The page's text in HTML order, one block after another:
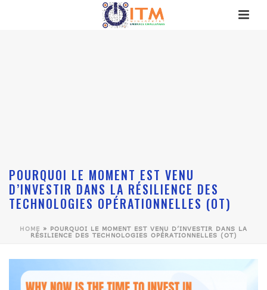
POURQUOI LE MOMENT EST VENU
D’INVESTIR DANS LA RÉSILIENCE DES
TECHNOLOGIES OPÉRATIONNELLES (OT)
HOME » POURQUOI LE MOMENT EST VENU D’INVESTIR DANS LA
RÉSILIENCE DES TECHNOLOGIES OPÉRATIONNELLES (OT)